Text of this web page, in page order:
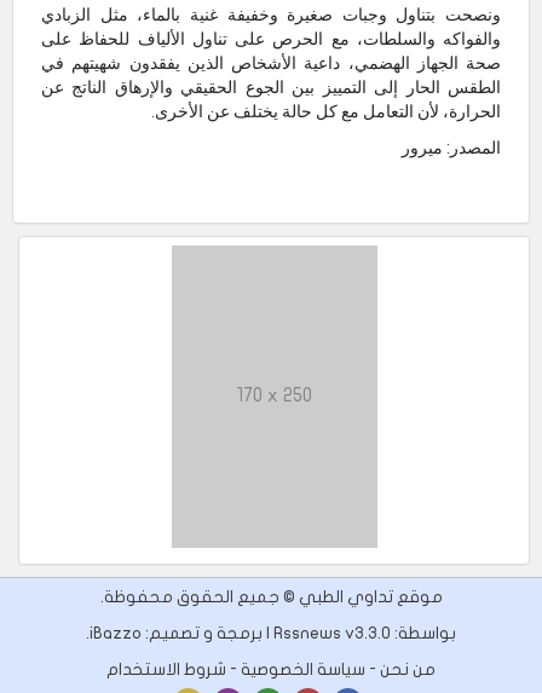
ونصحت بتناول وجبات صغيرة وخفيفة غنية بالماء، مثل الزبادي
والفواكه والسلطات، مع الحرص على تناول الألياف للحفاظ على
صحة الجهاز الهضمي، داعية الأشخاص الذين يفقدون شهيتهم في
الطقس الحار إلى التمييز بين الجوع الحقيقي والإرهاق الناتج عن
الحرارة، لأن التعامل مع كل حالة يختلف عن الأخرى.
المصدر: ميرور
170 x 250
موقع تداوي الطبي © جميع الحقوق محفوظة.
بواسطة: Rssnews v3.3.0 | برمجة و تصميم:
iBazzo
.
من نحن - سياسة الخصوصية - شروط الاستخدام